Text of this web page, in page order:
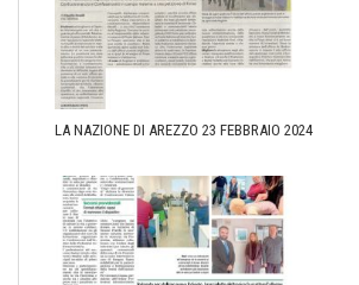
LA NAZIONE DI AREZZO 23 FEBBRAIO 2024